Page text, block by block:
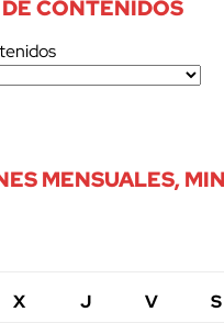
CONTENIDOS
MENSUALES,
X J V S